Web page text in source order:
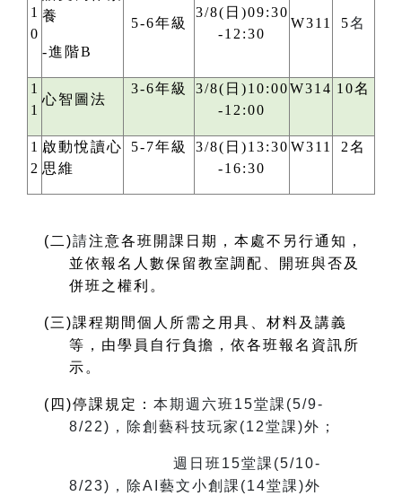
1
0
養
-進階B
5-6年級
3/8(日)09:30
-12:30
W311 5名
1
1
心智圖法
3-6年級
3/8(日)10:00
-12:00
W314 10名
1
2
啟動悅讀心
思維
5-7年級
3/8(日)13:30
-16:30
W311 2名
( 二)請注意各班開課日期，本處不另行通知，
並依報名人數保留教室調配、開班與否及
併班之權利。
(三)課程期間個人所需之用具、材料及講義
等，由學員自行負擔，依各班報名資訊所
示。
( 四)停課規定： 本期週六班15堂課(5/9-
8/22)，除創藝科技玩家(12堂課)外；
週日班15堂課(5/10-
8/23)，除AI藝文小創課(14堂課)外